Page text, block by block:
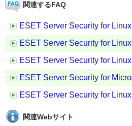
関連するFAQ
ESET Server Security for
ESET Server Security for
ESET Server Security for
ESET Server Security for
ESET Server Security for
関連Webサイト